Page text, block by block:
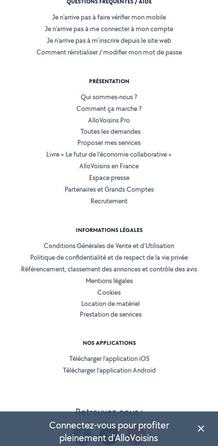
Retrouvez-nous :
QUESTIONS FRÉQUENTES / AIDE
Je n'arrive pas à faire vérifier mon mobile
Je n'arrive pas à me connecter à mon compte
Je n'arrive pas à m'inscrire depuis le site web
Comment réinitialiser / modifier mon mot de passe
PRÉSENTATION
Qui sommes-nous ?
Comment ça marche ?
AlloVoisins Pro
Toutes les demandes
Proposer mes services
Livre « Le futur de l'économie collaborative »
AlloVoisins en France
Espace presse
Partenaires et Grands Comptes
Recrutement
INFORMATIONS LÉGALES
Conditions Générales de Vente et d'Utilisation
Politique de confidentialité et de respect de la vie privée
Référencement, classement des annonces et contrôle des avis
Mentions légales
Cookies
Location de matériel
Prestation de services
NOS APPLICATIONS
Télécharger l’application iOS
Télécharger l’application Android
Connectez-vous pour profiter
pleinement d'AlloVoisins